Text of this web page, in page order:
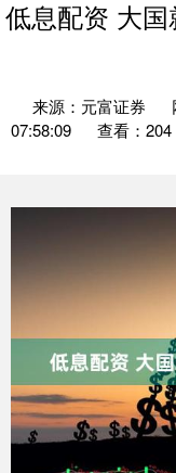
低息配资 大
来源：元富证券
07:58:09
查看：204